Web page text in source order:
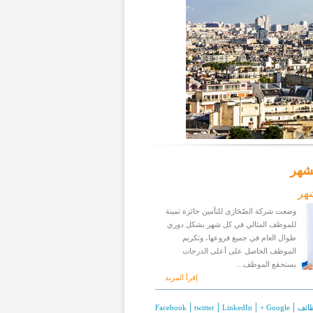
وضعت شركة الصّحَارَى للتأمين جائزة ثمينة
للموظف المثالي في كل شهر بشكل دوري
طوال العام في جميع فروعها، وتكريم
الموظف الحاصل على أعلى الدرجات
يستحقع الموظف...
إقرأ المزيد
|
Facebook | twitter | LinkedIn | + Google